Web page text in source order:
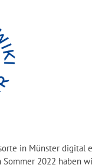
in Münster digital
Sommer 2022 haben